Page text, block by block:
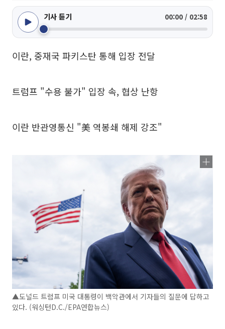
기사 듣기 00:00 / 02:58
이란, 중재국 파키스탄 통해 입장 전달
트럼프 "수용 불가" 입장 속, 협상 난항
이란 반관영통신 "美 역봉쇄 해제 강조"
▲도널드 트럼프 미국 대통령이 백악관에서 기자들의 질문에 답하고
있다. (워싱턴D.C./EPA연합뉴스)